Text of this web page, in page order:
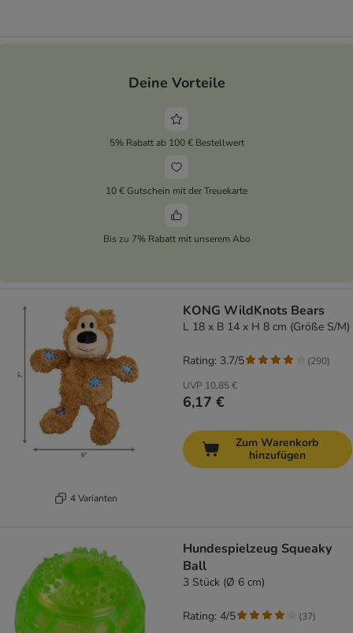
Deine Vorteile
5% Rabatt ab 100 € Bestellwert
10 € Gutschein mit der Treuekarte
Bis zu 7% Rabatt mit unserem Abo
4 Varianten
KONG WildKnots Bears
L 18 x B 14 x H 8 cm (Größe S/M)
UVP 10,85 €
6,17 €
Rating: 3.7/5 (290)
Zum Warenkorb
hinzufügen
Hundespielzeug Squeaky
Ball
3 Stück (Ø 6 cm)
Rating: 4/5 (37)